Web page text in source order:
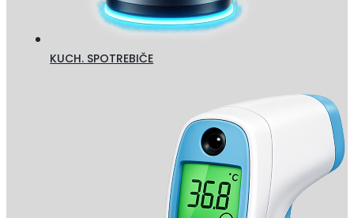
KUCH. SPOTREBIČE